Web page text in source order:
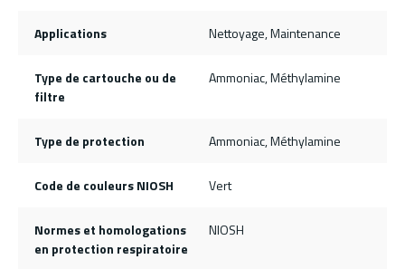
Applications Nettoyage, Maintenance
Type de cartouche ou de
filtre
Ammoniac, Méthylamine
Type de protection Ammoniac, Méthylamine
Code de couleurs NIOSH Vert
Normes et homologations
en protection respiratoire
NIOSH